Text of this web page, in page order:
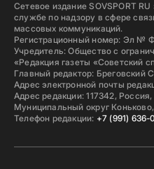
Сетевое издание SOVSPORT
службе по надзору в сфере
массовых коммуникаций.
Регистрационный номер: Эл №
Учредитель: Общество с
«Редакция газеты «Советский
Главный редактор: Бреговский
Адрес электронной почты
Адрес редакции: 117342, Россия,
Муниципальный округ
Телефон редакции: +7 (991) 636-